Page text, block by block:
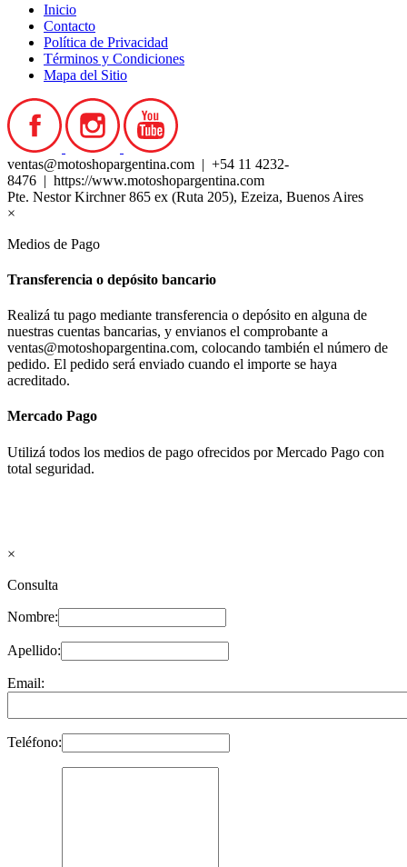
Inicio
Contacto
Política de Privacidad
Términos y Condiciones
Mapa del Sitio
ventas@motoshopargentina.com | +54 11 4232-
8476 | https://www.motoshopargentina.com
Pte. Nestor Kirchner 865 ex (Ruta 205), Ezeiza, Buenos Aires
×
Medios de Pago
Transferencia o depósito bancario
Realizá tu pago mediante transferencia o depósito en alguna de
nuestras cuentas bancarias, y envianos el comprobante a
ventas@motoshopargentina.com, colocando también el número de
pedido. El pedido será enviado cuando el importe se haya
acreditado.
Mercado Pago
Utilizá todos los medios de pago ofrecidos por Mercado Pago con
total seguridad.
×
Consulta
Nombre:
Apellido:
Email:
Teléfono: